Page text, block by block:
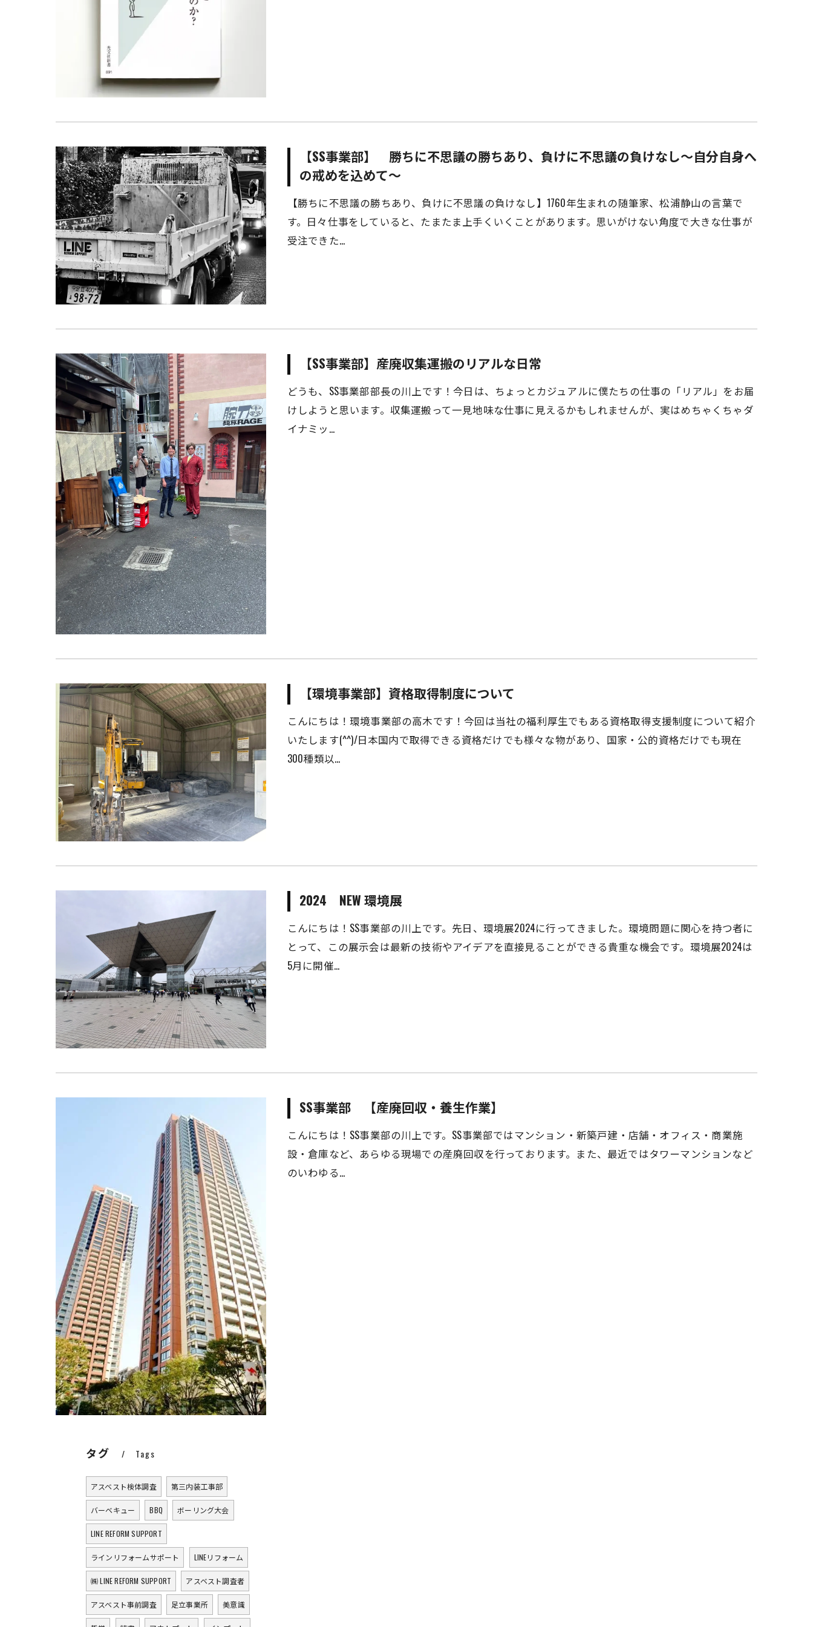
【SS事業部】 勝ちに不思議の勝ちあり、負けに不思議の負けなし～自分自身へ
の戒めを込めて～
【勝ちに不思議の勝ちあり、負けに不思議の負けなし】1760年生まれの随筆家、松浦静山の言葉で
す。日々仕事をしていると、たまたま上手くいくことがあります。思いがけない角度で大きな仕事が
受注できた…
【SS事業部】産廃収集運搬のリアルな日常
どうも、SS事業部部長の川上です！今日は、ちょっとカジュアルに僕たちの仕事の「リアル」をお届
けしようと思います。収集運搬って一見地味な仕事に見えるかもしれませんが、実はめちゃくちゃダ
イナミッ…
【環境事業部】資格取得制度について
こんにちは！環境事業部の高木です！今回は当社の福利厚生でもある資格取得支援制度について紹介
いたします(^^)/日本国内で取得できる資格だけでも様々な物があり、国家・公的資格だけでも現在
300種類以…
2024 NEW 環境展
こんにちは！SS事業部の川上です。先日、環境展2024に行ってきました。環境問題に関心を持つ者に
とって、この展示会は最新の技術やアイデアを直接見ることができる貴重な機会です。環境展2024は
5月に開催…
SS事業部 【産廃回収・養生作業】
こんにちは！SS事業部の川上です。SS事業部ではマンション・新築戸建・店舗・オフィス・商業施
設・倉庫など、あらゆる現場での産廃回収を行っております。また、最近ではタワーマンションなど
のいわゆる…
タグ Tags
アスベスト検体調査 第三内装工事部
バーベキュー BBQ ボーリング大会
LINE REFORM SUPPORT
ラインリフォームサポート LINEリフォーム
㈱ LINE REFORM SUPPORT アスベスト調査者
アスベスト事前調査 足立事業所 美意識